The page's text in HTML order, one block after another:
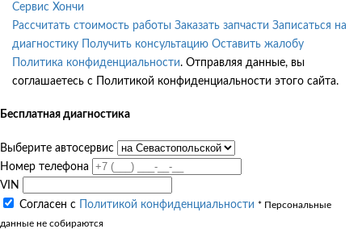
Сервис Хончи
Рассчитать стоимость работы Заказать запчасти Записаться на
диагностику
Получить консультацию Оставить жалобу
Политика конфиденциальности. Отправляя данные, вы
соглашаетесь с Политикой конфиденциальности этого сайта.
Бесплатная диагностика
Выберите автосервис
Номер телефона
VIN
Согласен с
Политикой конфиденциальности * Персональные
данные не собираются